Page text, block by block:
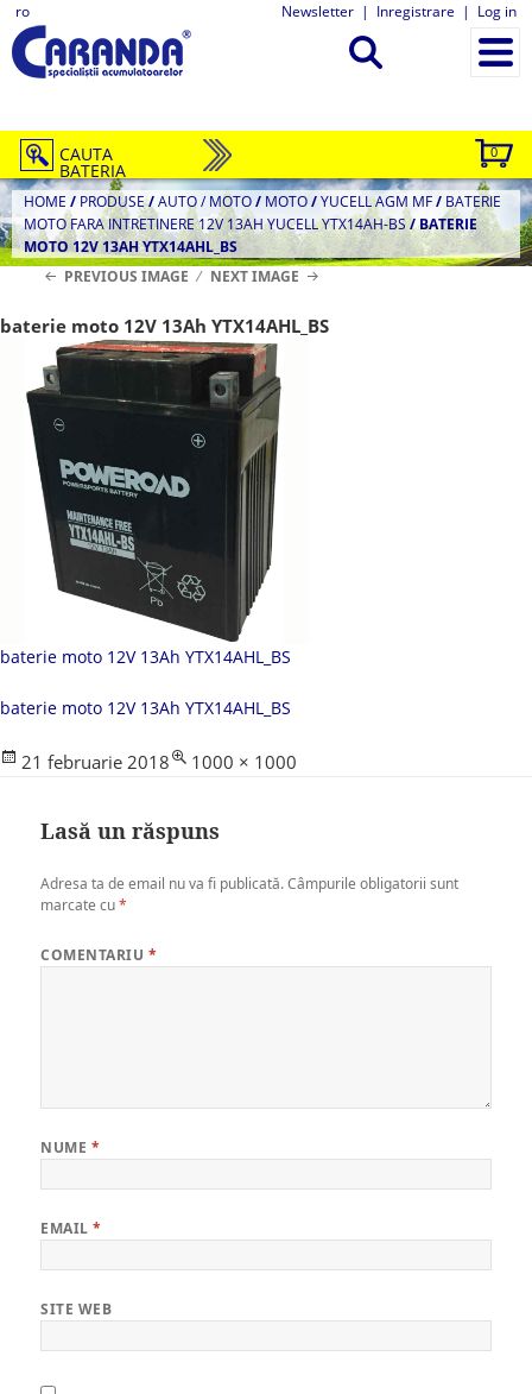
ro Newsletter | Inregistrare | Log in
0
CAUTA
BATERIA
HOME / PRODUSE/AUTO / MOTO/ MOTO/YUCELL AGM MF/ BATERIE
MOTO FARA INTRETINERE 12V 13AH YUCELL YTX14AH-BS/BATERIE
MOTO 12V 13AH YTX14AHL_BS
PREVIOUS IMAGE
NEXT IMAGE
baterie moto 12V 13Ah YTX14AHL_BS
baterie moto 12V 13Ah YTX14AHL_BS
baterie moto 12V 13Ah YTX14AHL_BS
Posted
21 februarie 2018
Full
1000 × 1000
Lasă un răspuns
Adresa ta de email nu va fi publicată. Câmpurile obligatorii sunt
marcate cu*
COMENTARIU *
NUME *
EMAIL*
SITE WEB